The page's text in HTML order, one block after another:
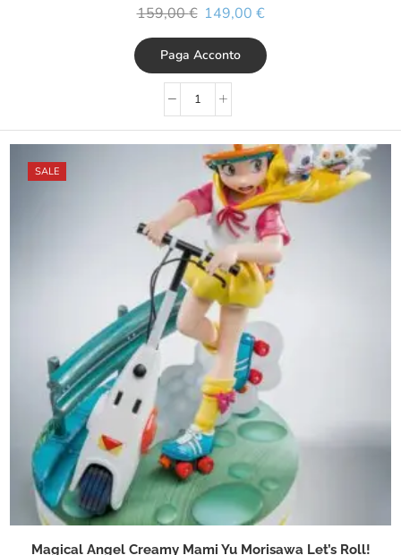
159,00€ 149,00 €
Paga Acconto
SALE
Magical Angel Creamy Mami Yu Morisawa Let’s Roll!